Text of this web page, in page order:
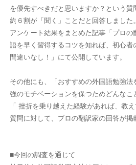
を優先すべきだと思いますか？という
約６割が「聞く」ことだと回答しました
アンケート結果をまとめた記事「プロの
語を早く習得するコツを知れば、初心者
間違いなし！」にて公開しています。
その他にも、「おすすめの外国語勉強
強のモチベーションを保つためどんなこ
「 挫折を乗り越えた経験があれば、教
質問に対して、プロの翻訳家の回答が掲
■今回の調査を通じて